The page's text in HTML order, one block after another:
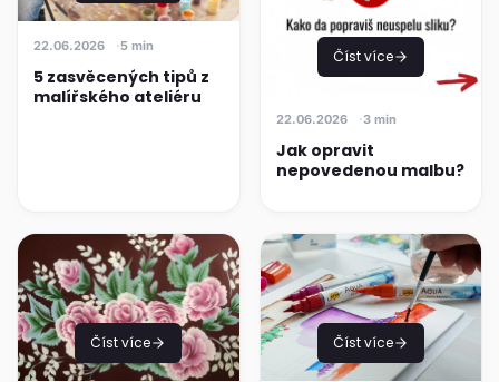
22.06.2026 5 min
5 zasvěcených tipů z
malířského ateliéru
Číst více
22.06.2026 3 min
Jak opravit
nepovedenou malbu?
Číst více Číst více